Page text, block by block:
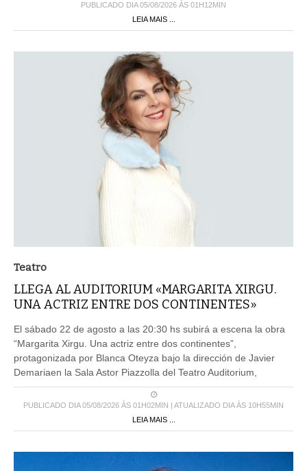
PUBLICADO DIA 05/08/2026 ÀS 01H12MIN
LEIA MAIS ...
Teatro
LLEGA AL AUDITORIUM «MARGARITA XIRGU.
UNA ACTRIZ ENTRE DOS CONTINENTES»
El sábado 22 de agosto a las 20:30 hs subirá a escena la obra
“Margarita Xirgu. Una actriz entre dos continentes”,
protagonizada por Blanca Oteyza bajo la dirección de Javier
Demariaen la Sala Astor Piazzolla del Teatro Auditorium,
PUBLICADO DIA 05/08/2026 ÀS 01H02MIN | ATUALIZADO DIA ÀS 10H55MIN
LEIA MAIS ...